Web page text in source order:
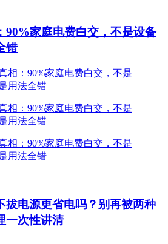
90%家庭电费白交，不是设备
错
拔电源更省电吗？别再被两种
一次性讲清